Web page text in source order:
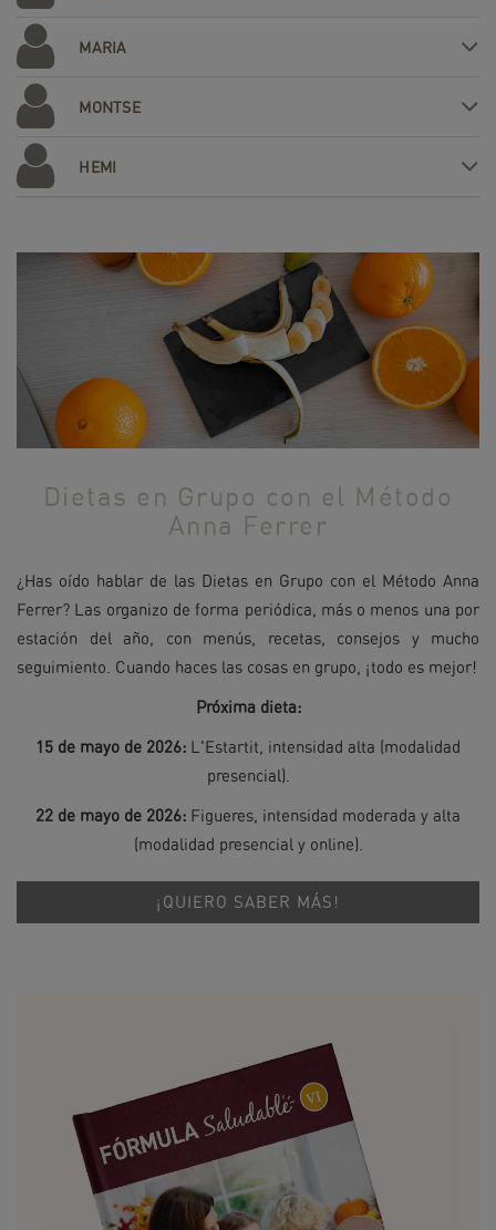
MARIA
MONTSE
HEMI
Dietas en Grupo con el Método
Anna Ferrer
¿Has oído hablar de las Dietas en Grupo con el Método Anna
Ferrer? Las organizo de forma periódica, más o menos una por
estación del año, con menús, recetas, consejos y mucho
seguimiento. Cuando haces las cosas en grupo, ¡todo es mejor!
Próxima dieta:
15 de mayo de 2026: L'Estartit, intensidad alta (modalidad
presencial).
22 de mayo de 2026: Figueres, intensidad moderada y alta
(modalidad presencial y online).
¡QUIERO SABER MÁS!